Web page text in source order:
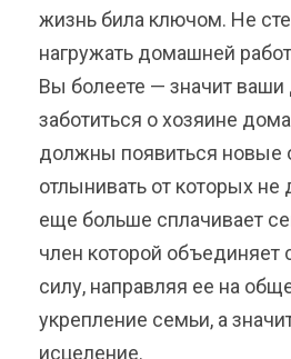
жизнь била ключом. Не
нагружать домашней
Вы болеете — значит
заботиться о хозяине
должны появиться новые
отлынивать от которых не
еще больше сплачивает
член которой
силу, направляя ее на
укрепление семьи, а
исцеление.